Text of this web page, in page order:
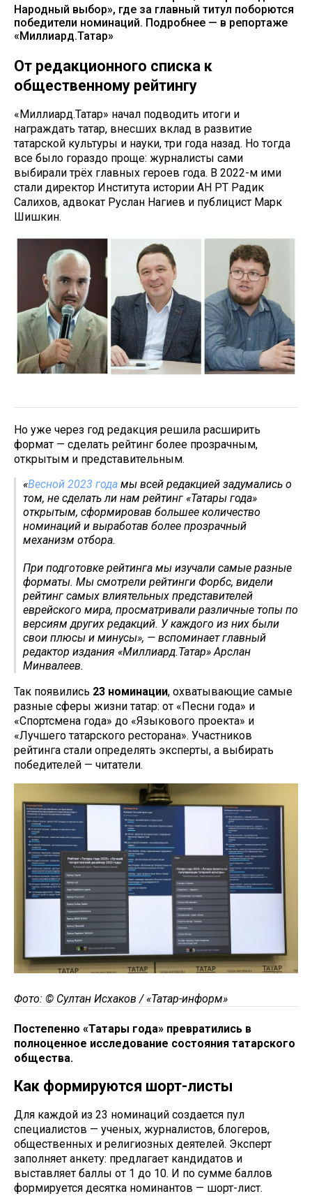
Народный выбор», где за главный титул поборются
победители номинаций. Подробнее — в репортаже
«Миллиард.Татар»
От редакционного списка к
общественному рейтингу
«Миллиард.Татар» начал подводить итоги и
награждать татар, внесших вклад в развитие
татарской культуры и науки, три года назад. Но тогда
все было гораздо проще: журналисты сами
выбирали трёх главных героев года. В 2022-м ими
стали директор Института истории АН РТ Радик
Салихов, адвокат Руслан Нагиев и публицист Марк
Шишкин.
Но уже через год редакция решила расширить
формат — сделать рейтинг более прозрачным,
открытым и представительным.
«Весной 2023 года мы всей редакцией задумались о
том, не сделать ли нам рейтинг «Татары года»
открытым, сформировав большее количество
номинаций и выработав более прозрачный
механизм отбора.
При подготовке рейтинга мы изучали самые разные
форматы. Мы смотрели рейтинги Форбс, видели
рейтинг самых влиятельных представителей
еврейского мира, просматривали различные топы по
версиям других редакций. У каждого из них были
свои плюсы и минусы», — вспоминает главный
редактор издания «Миллиард.Татар» Арслан
Минвалеев.
Так появились 23 номинации, охватывающие самые
разные сферы жизни татар: от «Песни года» и
«Спортсмена года» до «Языкового проекта» и
«Лучшего татарского ресторана». Участников
рейтинга стали определять эксперты, а выбирать
победителей — читатели.
Фото: © Султан Исхаков / «Татар-информ»
Постепенно «Татары года» превратились в
полноценное исследование состояния татарского
общества.
Как формируются шорт-листы
Для каждой из 23 номинаций создается пул
специалистов — ученых, журналистов, блогеров,
общественных и религиозных деятелей. Эксперт
заполняет анкету: предлагает кандидатов и
выставляет баллы от 1 до 10. И по сумме баллов
формируется десятка номинантов — шорт-лист.